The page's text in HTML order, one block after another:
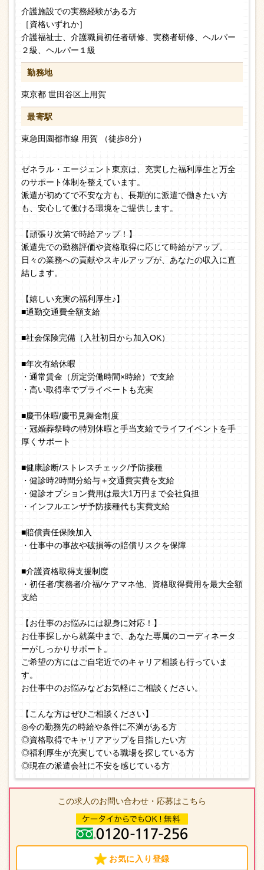
介護施設での実務経験がある方
［資格いずれか］
介護福祉士、介護職員初任者研修、実務者研修、ヘルパー
２級、ヘルパー１級
勤務地
東京都 世田谷区上用賀
最寄駅
東急田園都市線 用賀 （徒歩8分）
ゼネラル・エージェント東京は、充実した福利厚生と万全
のサポート体制を整えています。
派遣が初めてで不安な方も、長期的に派遣で働きたい方
も、安心して働ける環境をご提供します。
【頑張り次第で時給アップ！】
派遣先での勤務評価や資格取得に応じて時給がアップ。
日々の業務への貢献やスキルアップが、あなたの収入に直
結します。
【嬉しい充実の福利厚生♪】
■通勤交通費全額支給
■社会保険完備（入社初日から加入OK）
■年次有給休暇
・通常賃金（所定労働時間×時給）で支給
・高い取得率でプライベートも充実
■慶弔休暇/慶弔見舞金制度
・冠婚葬祭時の特別休暇と手当支給でライフイベントを手
厚くサポート
■健康診断/ストレスチェック/予防接種
・健診時2時間分給与＋交通費実費を支給
・健診オプション費用は最大1万円まで会社負担
・インフルエンザ予防接種代も実費支給
■賠償責任保険加入
・仕事中の事故や破損等の賠償リスクを保障
■介護資格取得支援制度
・初任者/実務者/介福/ケアマネ他、資格取得費用を最大全額
支給
【お仕事のお悩みには親身に対応！】
お仕事探しから就業中まで、あなた専属のコーディネータ
ーがしっかりサポート。
ご希望の方にはご自宅近でのキャリア相談も行っていま
す。
お仕事中のお悩みなどお気軽にご相談ください。
【こんな方はぜひご相談ください】
◎今の勤務先の時給や条件に不満がある方
◎資格取得でキャリアアップを目指したい方
◎福利厚生が充実している職場を探している方
◎現在の派遣会社に不安を感じている方
この求人のお問い合わせ・応募はこちら
お気に入り登録